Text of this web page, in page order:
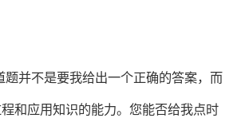
题并不是要我给出一个正确的答案，而
和应用知识的能力。您能否给我点时